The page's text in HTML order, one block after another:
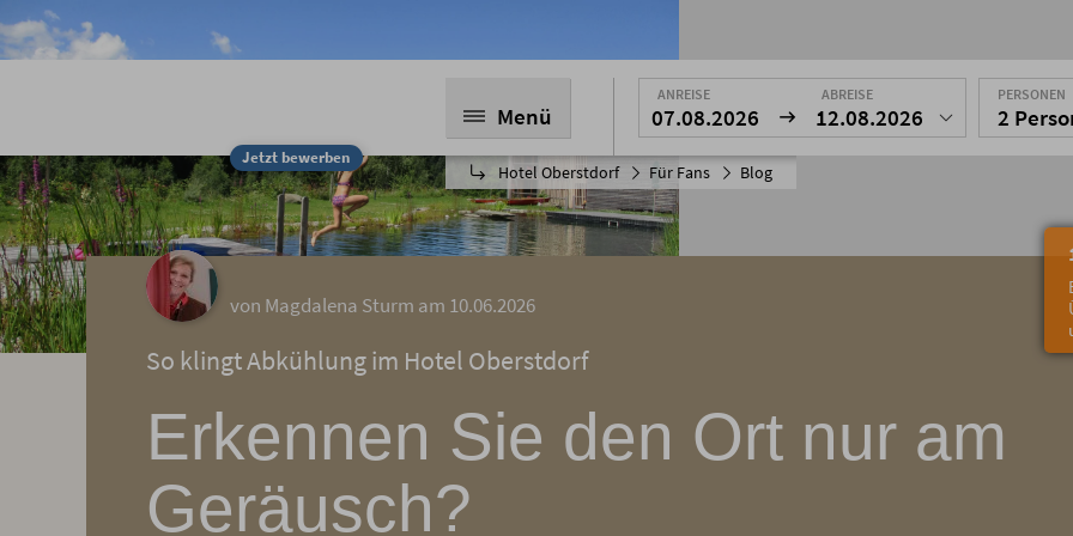
Jetzt bewerben
Menü
Hotel Oberstdorf Für Fans Blog
ANREISE
07.08.2026
ABREISE
12.08.2026
PERSONEN
2
von Magdalena Sturm am 10.06.2026
So klingt Abkühlung im Hotel Oberstdorf
Erkennen Sie den Ort nur am
Geräusch?